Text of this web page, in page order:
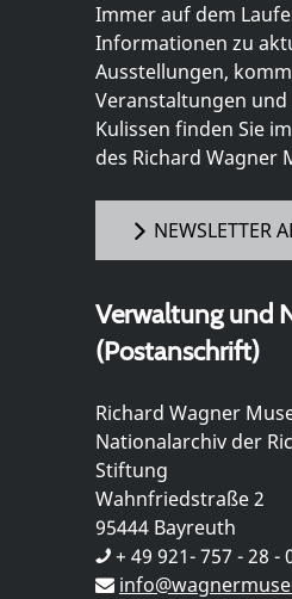
Immer auf dem
Informationen zu
Ausstellungen,
Veranstaltungen
Kulissen finden Sie
des Richard Wagner
NEWSLETTER
Verwaltung und
(Postanschrift)
Richard Wagner
Nationalarchiv der
Stiftung
Wahnfriedstraße 2
95444 Bayreuth
+ 49 921- 757 - 28 -